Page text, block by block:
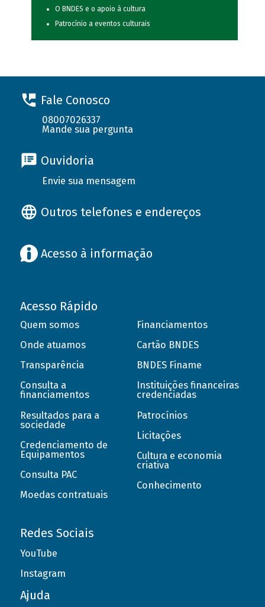
O BNDES e o apoio à cultura
Patrocínio a eventos culturais
Fale Conosco
08007026337
Mande sua pergunta
Ouvidoria
Envie sua mensagem
Outros telefones e endereços
Acesso à informação
Acesso Rápido
Quem somos
Onde atuamos
Transparência
Consulta a
financiamentos
Resultados para a
sociedade
Credenciamento de
Equipamentos
Consulta PAC
Moedas contratuais
Financiamentos
Cartão BNDES
BNDES Finame
Instituições financeiras
credenciadas
Patrocínios
Licitações
Cultura e economia
criativa
Conhecimento
Redes Sociais
YouTube
Instagram
Ajuda